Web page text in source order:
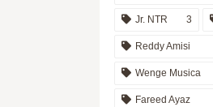
Jr. NTR 3
Reddy Amisi
Wenge Musica
Fareed Ayaz